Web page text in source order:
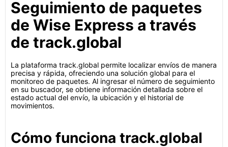
Seguimiento de paquetes
de Wise Express a través
de track.global
La plataforma track.global permite localizar envíos de manera
precisa y rápida, ofreciendo una solución global para el
monitoreo de paquetes. Al ingresar el número de seguimiento
en su buscador, se obtiene información detallada sobre el
estado actual del envío, la ubicación y el historial de
movimientos.
Cómo funciona track.global